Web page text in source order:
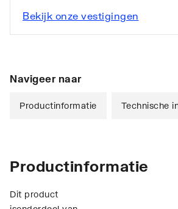
Bekijk onze vestigingen
Navigeer naar
Productinformatie Technische
Productinformatie
Dit product